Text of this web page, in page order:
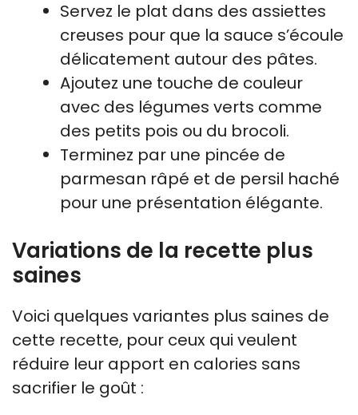
Servez le plat dans des assiettes
creuses pour que la sauce s’écoule
délicatement autour des pâtes.
Ajoutez une touche de couleur
avec des légumes verts comme
des petits pois ou du brocoli.
Terminez par une pincée de
parmesan râpé et de persil haché
pour une présentation élégante.
Variations de la recette plus
saines
Voici quelques variantes plus saines de
cette recette, pour ceux qui veulent
réduire leur apport en calories sans
sacrifier le goût :